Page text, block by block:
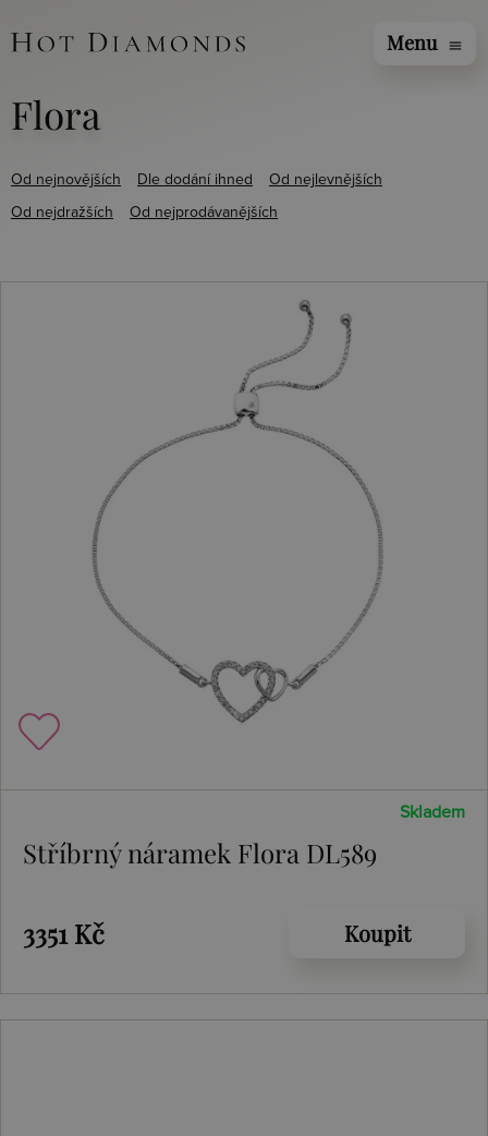
Menu menu
Flora
Od nejnovějších Dle dodání ihned Od nejlevnějších
Od nejdražších Od nejprodávanějších
Skladem
Stříbrný náramek Flora DL589
3351 Kč Koupit